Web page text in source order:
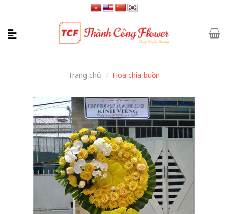
content
Trang chủ / Hoa chia buồn